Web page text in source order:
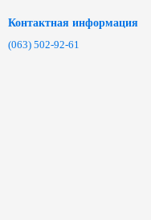
Контактная информация
(063) 502-92-61